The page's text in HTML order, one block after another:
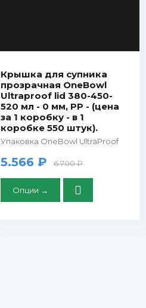
Крышка для супника
прозрачная OneBowl
Ultraproof lid 380-450-
520 мл - 0 мм, PP - (цена
за 1 коробку - в 1
коробке 550 штук).
Упаковка OneBowl UltraProof
5.566 ₽ 6.700 ₽
Опции →